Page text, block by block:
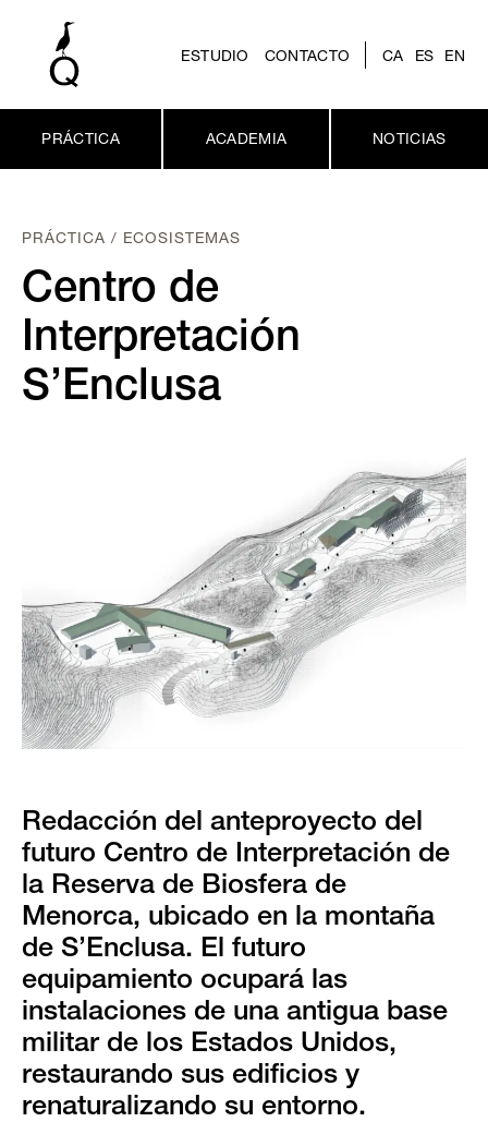
ESTUDIO CONTACTO CA ES EN
PRÁCTICA ACADEMIA NOTICIAS
PRÁCTICA / ECOSISTEMAS
Centro de
Interpretación
S’Enclusa
Redacción del anteproyecto del
futuro Centro de Interpretación de
la Reserva de Biosfera de
Menorca, ubicado en la montaña
de S’Enclusa. El futuro
equipamiento ocupará las
instalaciones de una antigua base
militar de los Estados Unidos,
restaurando sus edificios y
renaturalizando su entorno.